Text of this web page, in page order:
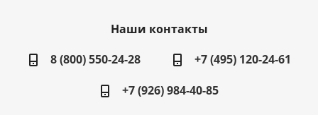
Наши контакты
8 (800) 550-24-28
+7 (495) 120-24-61
+7 (926) 984-40-85